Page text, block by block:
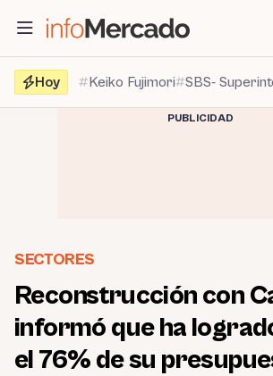
contenido
Hoy
Keiko Fujimori SBS-
PUBLICIDAD
SECTORES
Reconstrucción con
informó que ha
el 76% de su